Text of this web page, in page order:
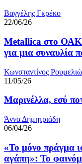
Βαγγέλης Γκρέκο
22/06/26
Metallica στο
για μια συναυλία
Κωνσταντίνος
11/05/26
Μαρινέλλα, εσύ
Άννα Δημητριάδη
06/04/26
«Το μόνο πράγμα
αγάπη»: Το